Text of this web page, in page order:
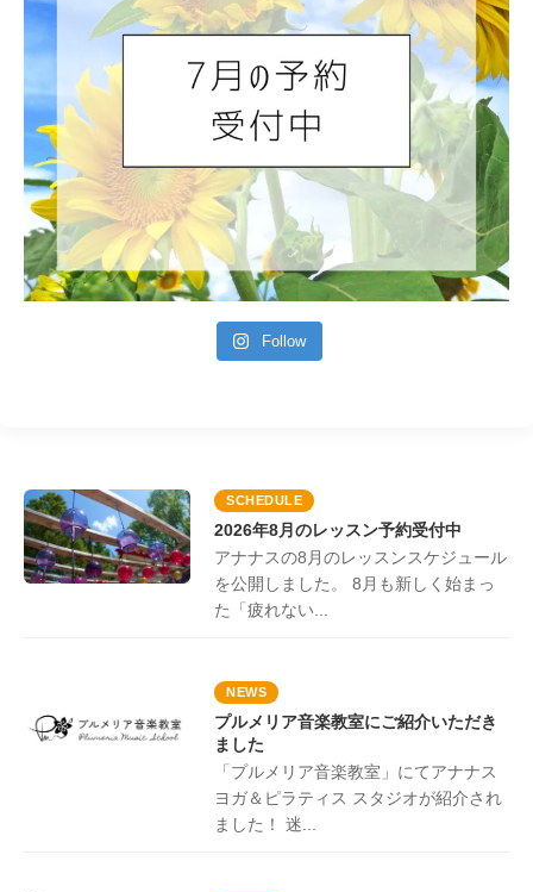
Follow
SCHEDULE
2026年8月のレッスン予約受付中
アナナスの8月のレッスンスケジュール
を公開しました。 8月も新しく始まっ
た「疲れない...
NEWS
プルメリア音楽教室にご紹介いただき
ました
「プルメリア音楽教室」にてアナナス
ヨガ＆ピラティス スタジオが紹介され
ました！ 迷...